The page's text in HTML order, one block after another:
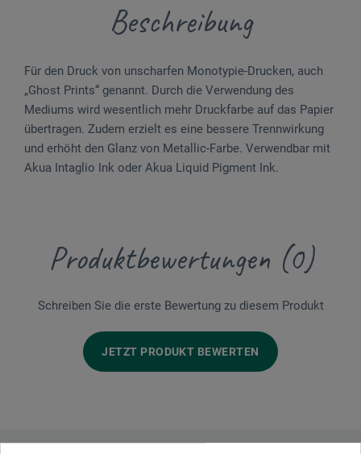
Beschreibung
Für den Druck von unscharfen Monotypie-Drucken, auch
„Ghost Prints“ genannt. Durch die Verwendung des
Mediums wird wesentlich mehr Druckfarbe auf das Papier
übertragen. Zudem erzielt es eine bessere Trennwirkung
und erhöht den Glanz von Metallic-Farbe. Verwendbar mit
Akua Intaglio Ink oder Akua Liquid Pigment Ink.
Produktbewertungen (0)
Schreiben Sie die erste Bewertung zu diesem Produkt
JETZT PRODUKT BEWERTEN